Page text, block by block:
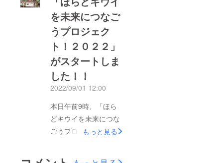
タレ（万能たれ）やド
レッシングとのセット
商品をご用意しており
ます。この機会にぜひ
ご支援をよろしくお願
いいたします。 ※支
援期間は10月31日
（月）までとなってお
ります。【公開URL】
https://camp-
fire.jp/projects/view/60
9037↑URLをクリック
に９月２６日現在、７
７名の方からご支援を
いただき、目標金額の
５０%に到達すること
ができました。 本当
にありがとうございま
す。今年のリターン商
品には甘さが特徴の
「扁平果」や「ほらど
キウイ」を使用した焼
肉のタレ（万能たれ）
を未来につなご
うプロジェク
ト！２０２２」
がスタートしま
した！！
2022/09/01 12:00
本日午前9時、「ほら
どキウイを未来につな
ごうプロジェクト！２
始まりました。【支援
もっと見る